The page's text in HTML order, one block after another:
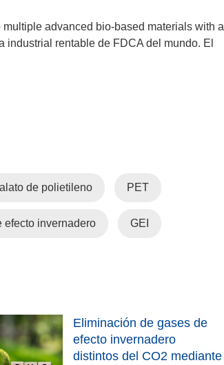
advanced bio-based materials with a
industrial rentable de FDCA del mundo. El
de polietileno PET
efecto invernadero GEI
Eliminación de gases de
efecto invernadero
distintos del CO2 mediante